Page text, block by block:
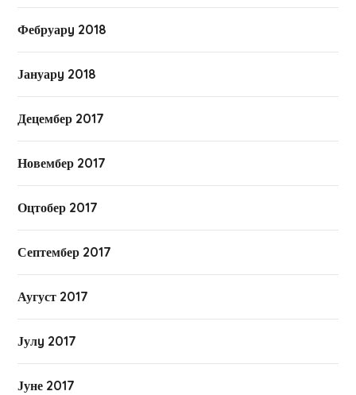
Фебруарy 2018
Јануарy 2018
Децембер 2017
Новембер 2017
Оцтобер 2017
Септембер 2017
Аугуст 2017
Јулy 2017
Јуне 2017